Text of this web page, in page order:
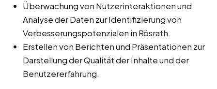
Überwachung von Nutzerinteraktionen und
Analyse der Daten zur Identifizierung von
Verbesserungspotenzialen in Rösrath.
Erstellen von Berichten und Präsentationen zur
Darstellung der Qualität der Inhalte und der
Benutzererfahrung.